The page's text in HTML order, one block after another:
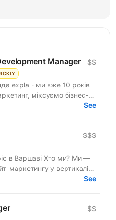
Manager $$
expla - ми вже 10 років
міксуємо бізнес-
рішеннями, і
See
$$$
Хто ми? Ми —
маркетингу у вертикалі
працює на ринку. У
See
$$